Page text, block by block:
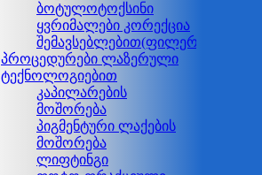
ბოტულოტოქსინი
ყვრიმალები კორექცია
შემავსებლებით(ფილერებით)
პროცედურები ლაზერული
ტექნოლოგიებით
კაპილარების
მოშორება
პიგმენტური ლაქების
მოშორება
ლიფტინგი